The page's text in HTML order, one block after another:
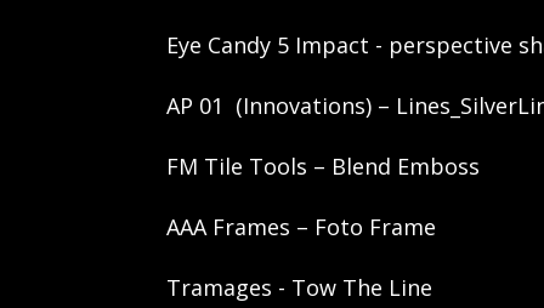
Eye Candy 5 Impact - perspective
AP 01 (Innovations) –
FM Tile Tools – Blend Emboss
AAA Frames – Foto Frame
Tramages - Tow The Line